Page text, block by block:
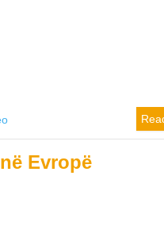
Evropë